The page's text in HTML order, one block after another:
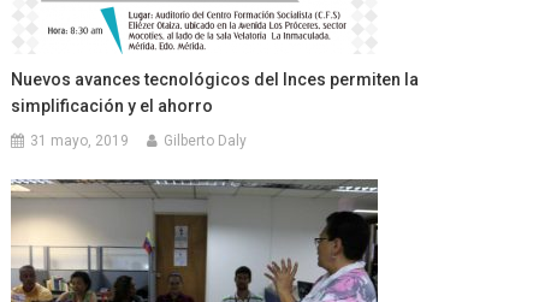
Nuevos avances tecnológicos del Inces permiten la
simplificación y el ahorro
31 mayo, 2019 Gilberto Daly